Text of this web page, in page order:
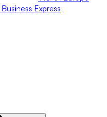
Business Express